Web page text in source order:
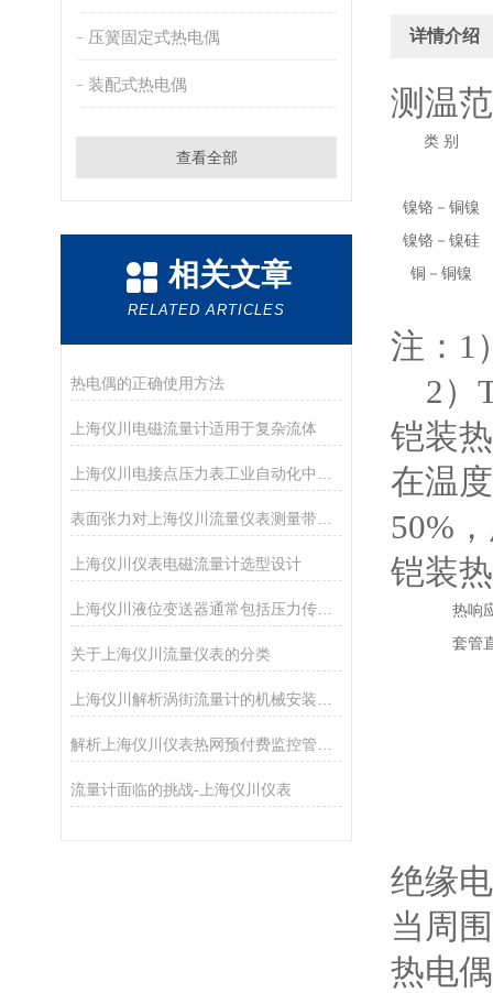
压簧固定式热电偶
装配式热电偶
查看全部
相关文章
RELATED ARTICLES
热电偶的正确使用方法
上海仪川电磁流量计适用于复杂流体
上海仪川仪表电磁流量计选型设计
上海仪川液位变送器通常包括压力传感器、信号调理电路和输出接口
关于上海仪川流量仪表的分类
流量计面临的挑战-上海仪川仪表
详情介绍
测温
类 别
镍铬－铜镍
镍铬－镍硅
铜－铜镍
注：1
2）
铠装
在温
50%
铠装
热响
套管
绝缘
当周
热电